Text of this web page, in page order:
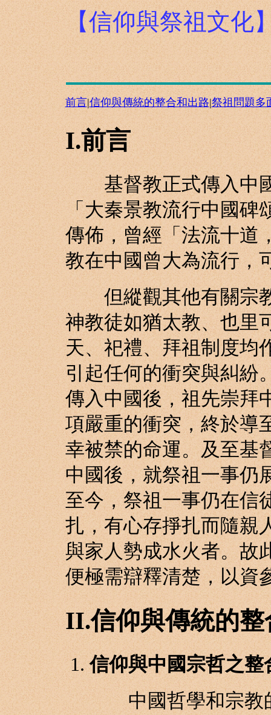
【信仰與祭祖文化
前言|信仰與傳統的整合和出路|祭祖問題多
I.前言
基督教正式傳入中國
「大秦景教流行中國碑
傳佈，曾經「法流十道
教在中國曾大為流行，
但縱觀其他有關宗教
神教徒如猶太教、也里
天、祀禮、拜祖制度均
引起任何的衝突與糾紛
傳入中國後，祖先崇拜
項嚴重的衝突，終於導
幸被禁的命運。及至基
中國後，就祭祖一事仍
至今，祭祖一事仍在信
扎，有心存掙扎而隨親
與家人勢成水火者。故
便極需辯釋清楚，以資
II.信仰與傳統的整
信仰與中國宗哲之整
中國哲學和宗教的